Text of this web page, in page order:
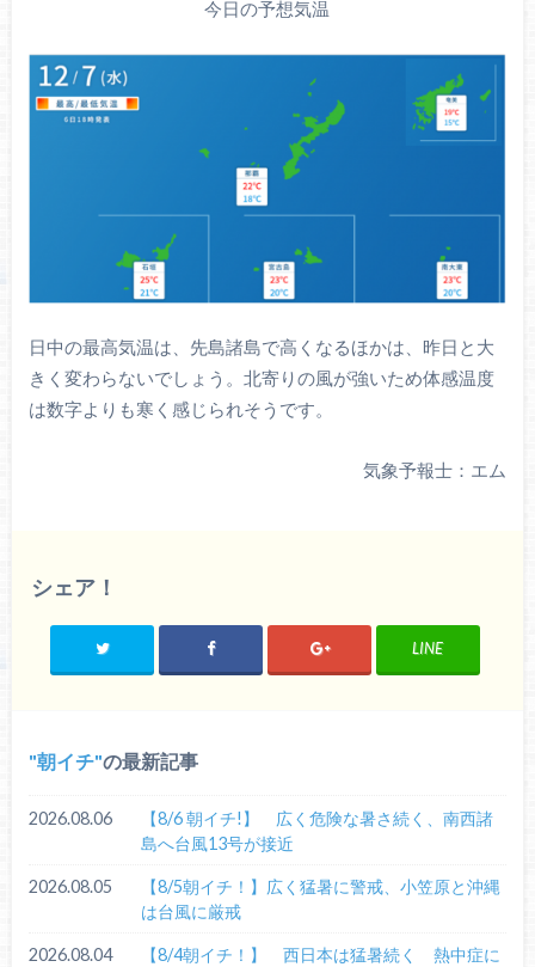
今日の予想気温
日中の最高気温は、先島諸島で高くなるほかは、昨日と大
きく変わらないでしょう。北寄りの風が強いため体感温度
は数字よりも寒く感じられそうです。
気象予報士：エム
シェア！
LINE
朝イチ の最新記事
2026.08.06
【8/6 朝イチ!】 広く危険な暑さ続く、南西諸
島へ台風13号が接近
2026.08.05
【8/5朝イチ！】広く猛暑に警戒、小笠原と沖縄
は台風に厳戒
2026.08.04
【8/4朝イチ！】 西日本は猛暑続く 熱中症に